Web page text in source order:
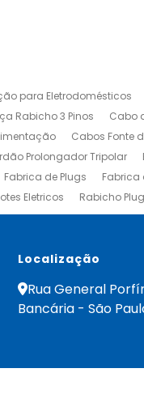
para Eletrodomésticos
Rabicho 3 Pinos
Cabo
Cabos Fonte
Prolongador Tripolar
Fabrica de Plugs
Fabrica
Eletricos
Rabicho
Tomada
Fabrica Cabos
Localização
Rua General
Bancária - São